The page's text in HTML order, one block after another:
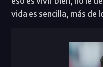
vida es sencilla, más de